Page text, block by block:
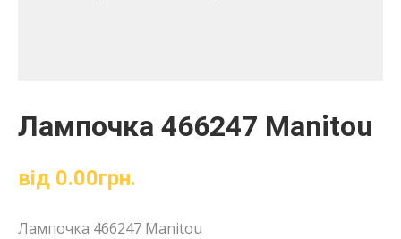
Лампочка 466247 Manitou
від 0.00грн.
Лампочка 466247 Manitou